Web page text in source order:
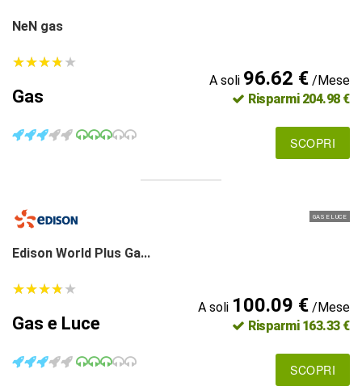
NeN gas
★★★★★
★★★★★
Gas
A soli 96.62 €/Mese
Risparmi 204.98 €
SCOPRI
GAS E LUCE
Edison World Plus Ga...
★★★★★
★★★★★
Gas e Luce
A soli 100.09 €/Mese
Risparmi 163.33 €
SCOPRI